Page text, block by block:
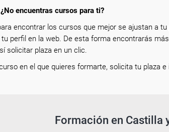
encuentras cursos para ti?
encontrar los cursos que mejor se ajustan a
perfil en la web. De esta forma encontrarás
solicitar plaza en un clic.
en el que quieres formarte, solicita tu plaza
Formación en Castilla